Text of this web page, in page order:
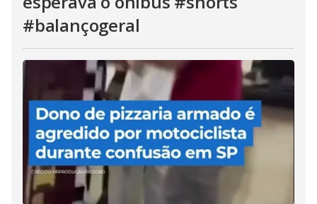
#balançogeral